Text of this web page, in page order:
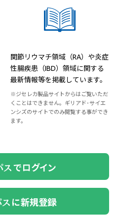
関節リウマチ領域（RA）や炎症
性腸疾患（IBD）領域に関する
最新情報等を掲載しています。
※ジセレカ製品サイトからはご覧いただ
くことはできません。ギリアド･サイエ
ンシズのサイトでのみ閲覧する事ができ
ます。